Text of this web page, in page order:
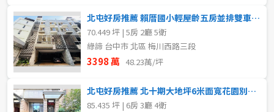
北屯好房推薦 賴厝國小輕屋齡五房並排雙車電梯別墅
70.449 坪 | 5房 2廳 5衛
綠諦 台中市 北區 梅川西路三段
3398 萬 48.23萬/坪
北屯好房推薦 北十期大地坪6米面寬花園別墅6房有孝親房
85.435 坪 | 6房 3廳 4衛